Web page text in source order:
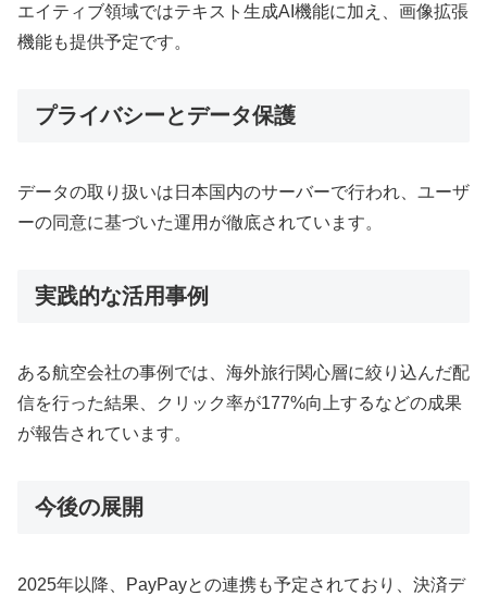
エイティブ領域ではテキスト生成AI機能に加え、画像拡張
機能も提供予定です。
プライバシーとデータ保護
データの取り扱いは日本国内のサーバーで行われ、ユーザ
ーの同意に基づいた運用が徹底されています。
実践的な活用事例
ある航空会社の事例では、海外旅行関心層に絞り込んだ配
信を行った結果、クリック率が177%向上するなどの成果
が報告されています。
今後の展開
2025年以降、PayPayとの連携も予定されており、決済デ